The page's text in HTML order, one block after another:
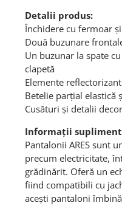
Detalii produs:
Închidere cu fermoar
Două buzunare
Un buzunar la spate
clapetă
Elemente
Betelie parțial elastică
Cusături și detalii
Informații
Pantalonii ARES sunt
precum electricitate,
grădinărit. Oferă un
fiind compatibili cu
acești pantaloni